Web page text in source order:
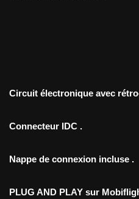
Circuit électronique avec
Connecteur IDC .
Nappe de connexion incluse .
PLUG AND PLAY sur